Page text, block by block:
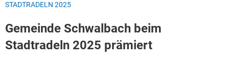
STADTRADELN 2025
Gemeinde Schwalbach beim
Stadtradeln 2025 prämiert